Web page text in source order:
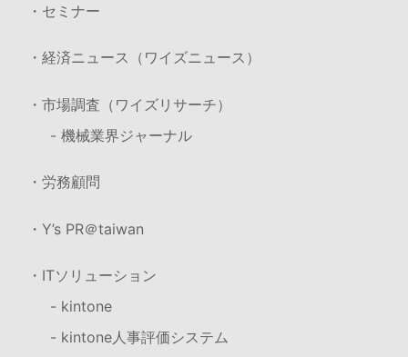
・セミナー
・経済ニュース（ワイズニュース）
・市場調査（ワイズリサーチ）
- 機械業界ジャーナル
・労務顧問
・Y’s PR＠taiwan
・ITソリューション
- kintone
- kintone人事評価システム